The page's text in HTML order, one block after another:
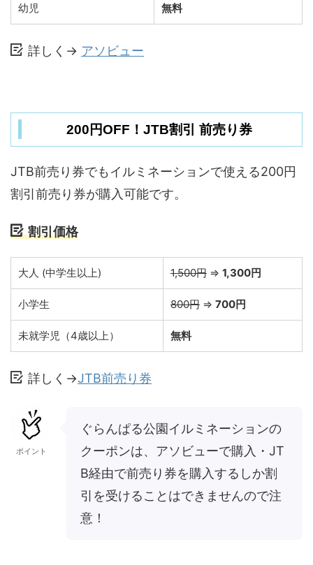
幼児 無料
詳しく→ アソビュー
200円OFF！JTB割引 前売り券
JTB前売り券でもイルミネーションで使える200円
割引前売り券が購入可能です。
割引価格
大人 (中学生以上) 1,500円 ⇒ 1,300円
小学生 800円 ⇒ 700円
未就学児（4歳以上） 無料
詳しく→JTB前売り券
ポイント
ぐらんぱる公園イルミネーションの
クーポンは、アソビューで購入・JT
B経由で前売り券を購入するしか割
引を受けることはできませんので注
意！